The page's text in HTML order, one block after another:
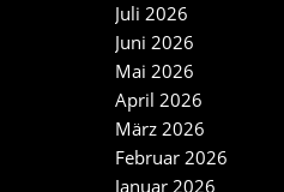
Juli 2026
Juni 2026
Mai 2026
April 2026
März 2026
Februar 2026
Januar 2026